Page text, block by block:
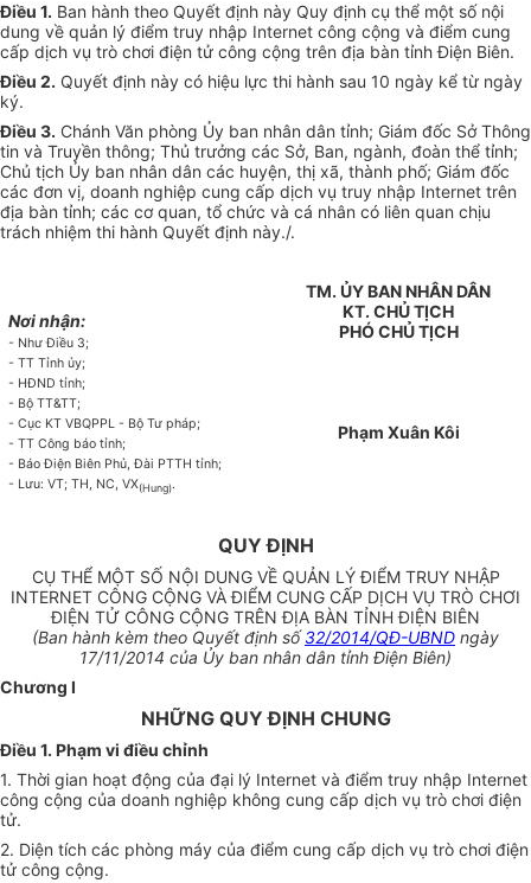
Điều 1. Ban hành theo Quyết định này Quy định cụ thể một số nội
dung về quản lý điểm truy nhập Internet công cộng và điểm cung
cấp dịch vụ trò chơi điện tử công cộng trên địa bàn tỉnh Điện Biên.
Điều 2. Quyết định này có hiệu lực thi hành sau 10 ngày kể từ ngày
ký.
Điều 3. Chánh Văn phòng Ủy ban nhân dân tỉnh; Giám đốc Sở Thông
tin và Truyền thông; Thủ trưởng các Sở, Ban, ngành, đoàn thể tỉnh;
Chủ tịch Ủy ban nhân dân các huyện, thị xã, thành phố; Giám đốc
các đơn vị, doanh nghiệp cung cấp dịch vụ truy nhập Internet trên
địa bàn tỉnh; các cơ quan, tổ chức và cá nhân có liên quan chịu
trách nhiệm thi hành Quyết định này./.
Nơi nhận:
- Như Điều 3;
- TT Tỉnh ủy;
- HĐND tỉnh;
- Bộ TT&TT;
- Cục KT VBQPPL - Bộ Tư pháp;
- TT Công báo tỉnh;
- Báo Điện Biên Phủ, Đài PTTH tỉnh;
- Lưu: VT; TH, NC, VX(Hung).
TM. ỦY BAN NHÂN DÂN
KT. CHỦ TỊCH
PHÓ CHỦ TỊCH
Phạm Xuân Kôi
QUY ĐỊNH
CỤ THỂ MỘT SỐ NỘI DUNG VỀ QUẢN LÝ ĐIỂM TRUY NHẬP
INTERNET CÔNG CỘNG VÀ ĐIỂM CUNG CẤP DỊCH VỤ TRÒ CHƠI
ĐIỆN TỬ CÔNG CỘNG TRÊN ĐỊA BÀN TỈNH ĐIỆN BIÊN
(Ban hành kèm theo Quyết định số32/2014/QĐ-UBND ngày
17/11/2014 của Ủy ban nhân dân tỉnh Điện Biên)
Chương I
NHỮNG QUY ĐỊNH CHUNG
Điều 1. Phạm vi điều chỉnh
1. Thời gian hoạt động của đại lý Internet và điểm truy nhập Internet
công cộng của doanh nghiệp không cung cấp dịch vụ trò chơi điện
tử.
2. Diện tích các phòng máy của điểm cung cấp dịch vụ trò chơi điện
tử công cộng.